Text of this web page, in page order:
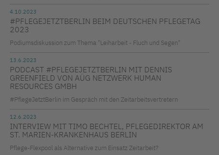
4.10.2023
#PFLEGEJETZTBERLIN BEIM DEUTSCHEN PFLEGETAG
2023
Podiumsdiskussion zum Thema "Leiharbeit - Fluch und Segen"
13.6.2023
PODCAST #PFLEGEJETZTBERLIN MIT DENNIS
GREENFIELD VON AÜG NETZWERK HUMAN
RESOURCES GMBH
#PflegeJetztBerlin im Gespräch mit den Zeitarbeitsvertretern
12.6.2023
INTERVIEW MIT TIMO BECHTEL, PFLEGEDIREKTOR AM
ST. MARIEN-KRANKENHAUS BERLIN
Pflege-Flexpool als Alternative zum Einsatz Zeitarbeit?